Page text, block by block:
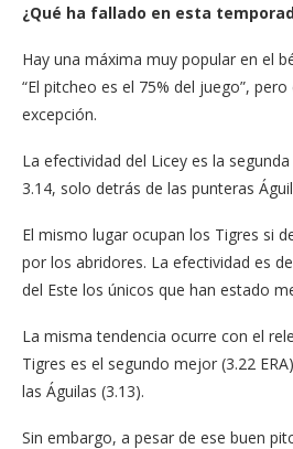
¿Qué ha fallado en esta
Hay una máxima muy popular en el
“El pitcheo es el 75% del juego”,
excepción.
La efectividad del Licey es la
3.14, solo detrás de las punteras
El mismo lugar ocupan los Tigres si
por los abridores. La efectividad es
del Este los únicos que han estado
La misma tendencia ocurre con el
Tigres es el segundo mejor (3.22
las Águilas (3.13).
Sin embargo, a pesar de ese buen